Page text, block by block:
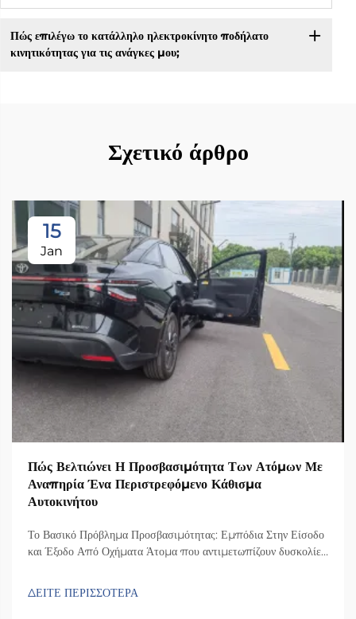
Πώς επιλέγω το κατάλληλο ηλεκτροκίνητο ποδήλατο
κινητικότητας για τις ανάγκες μου;
Σχετικό άρθρο
15
Jan
Πώς Βελτιώνει Η Προσβασιμότητα Των Ατόμων Με
Αναπηρία Ένα Περιστρεφόμενο Κάθισμα
Αυτοκινήτου
Το Βασικό Πρόβλημα Προσβασιμότητας: Εμπόδια Στην Είσοδο
και Έξοδο Από Οχήματα Άτομα που αντιμετωπίζουν δυσκολίες
εντός της πλειονότητας των οχημάτων είναι ανεπαρκής, με
ΔΕΙΤΕ ΠΕΡΙΣΣΟΤΕΡΑ